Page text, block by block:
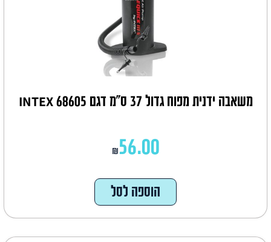
משאבה ידנית מפוח גדול 37 ס"מ דגם INTEX 68605
₪56.00
הוספה לסל